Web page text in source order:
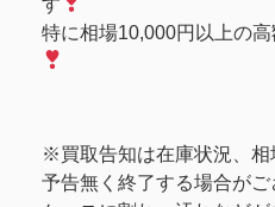
特に相場10,000円以上の
※買取告知は在庫状況、相
予告無く終了する場合がご